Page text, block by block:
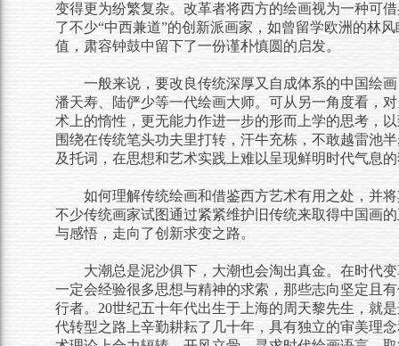
变得更为纷繁复杂。改革者将西方的绘画视为一种可
了不少“中西兼道”的创新派画家，如曾留学欧洲的林
值，肃容钟鼓中留下了一份谨朴慎圆的启发。
一般来说，要改良传统深厚又自成体系的中国绘
潘天寿、陆俨少等一代绘画大师。可从另一角度看，
术上的惰性，更无能力作进一步的形而上学的思考，
围绕在传统笔头功夫里打转，汗牛充栋，不敢越雷池
及托词，在思想和艺术实践上难以呈现鲜明时代气息
如何理解传统绘画和借鉴西方艺术有用之处，并
不少传统画家试图通过紧紧维护旧传统来取得中国画
与感悟，走向了创新求变之路。
大潮总是泥沙俱下，大潮也会淘出真金。在时代
一定会经验很多思想与精神的求索，那些志向坚定且
行者。 20世纪五十年代出生于上海的周天黎先生，就
代转型之路上辛勤耕耘了几十年，具有独立的审美理